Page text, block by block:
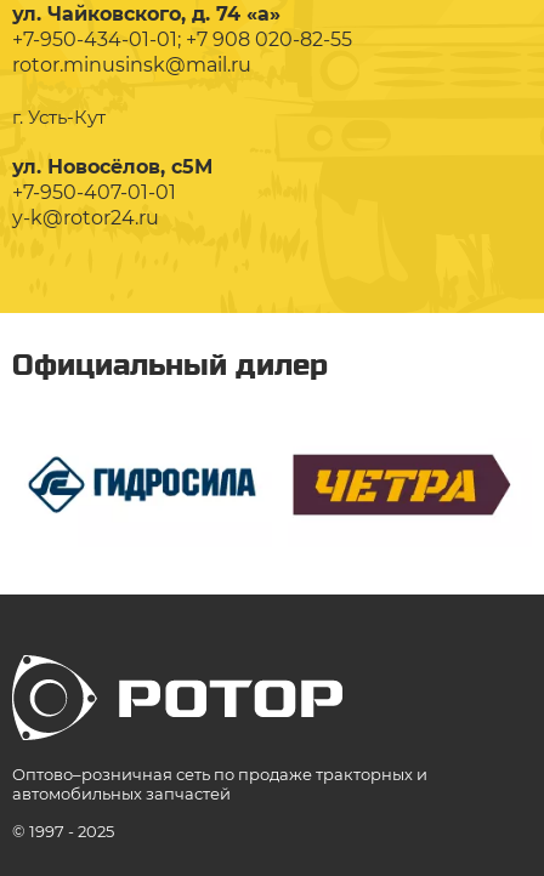
ул. Чайковского, д. 74 «а»
+7-950-434-01-01; +7 908 020-82-55
rotor.minusinsk@mail.ru
г. Усть-Кут
ул. Новосёлов, с5М
+7-950-407-01-01
y-k@rotor24.ru
Официальный дилер
Оптово–розничная сеть по продаже тракторных и
автомобильных запчастей
© 1997 - 2025